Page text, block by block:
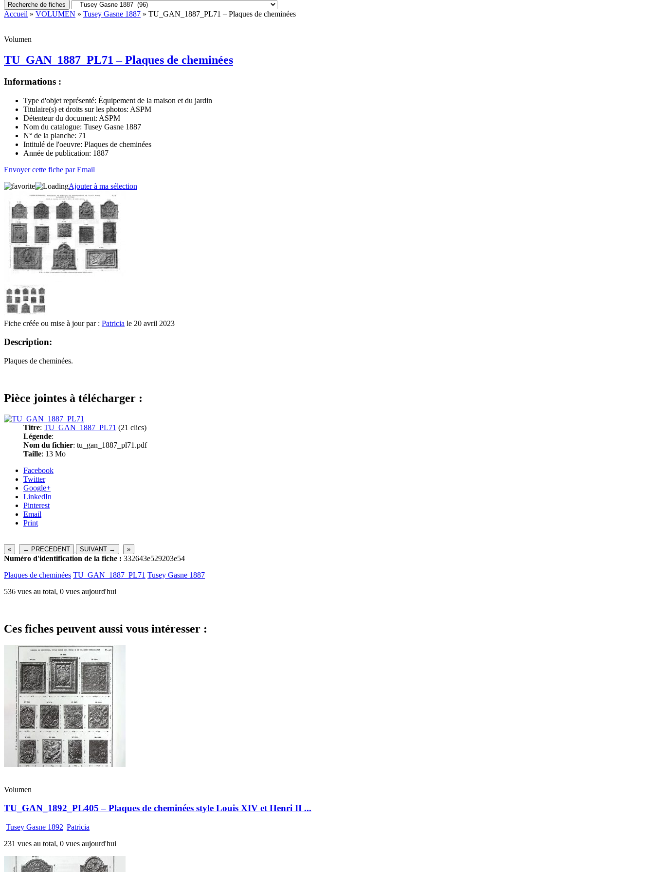
Recherche de fiches
Accueil » VOLUMEN » Tusey Gasne 1887 » TU_GAN_1887_PL71 – Plaques de cheminées
Volumen
TU_GAN_1887_PL71 – Plaques de cheminées
Informations :
Type d'objet représenté: Équipement de la maison et du jardin
Titulaire(s) et droits sur les photos: ASPM
Détenteur du document: ASPM
Nom du catalogue: Tusey Gasne 1887
N° de la planche: 71
Intitulé de l'oeuvre: Plaques de cheminées
Année de publication: 1887
Envoyer cette fiche par Email
Ajouter à ma sélection
Fiche créée ou mise à jour par : Patricia le 20 avril 2023
Description:
Plaques de cheminées.
Pièce jointes à télécharger :
Titre: TU_GAN_1887_PL71 (21 clics)
Légende:
Nom du fichier: tu_gan_1887_pl71.pdf
Taille: 13 Mo
Facebook
Twitter
Google+
LinkedIn
Pinterest
Email
Print
« ← PRECEDENT SUIVANT → »
Numéro d'identification de la fiche : 332643e529203e54
Plaques de cheminées TU_GAN_1887_PL71 Tusey Gasne 1887
536 vues au total, 0 vues aujourd'hui
Ces fiches peuvent aussi vous intéresser :
Volumen
TU_GAN_1892_PL405 – Plaques de cheminées style Louis XIV et Henri II ...
Tusey Gasne 1892| Patricia
231 vues au total, 0 vues aujourd'hui